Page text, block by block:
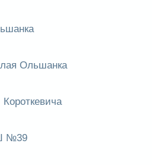
Ольшанка
Короткевича
№39